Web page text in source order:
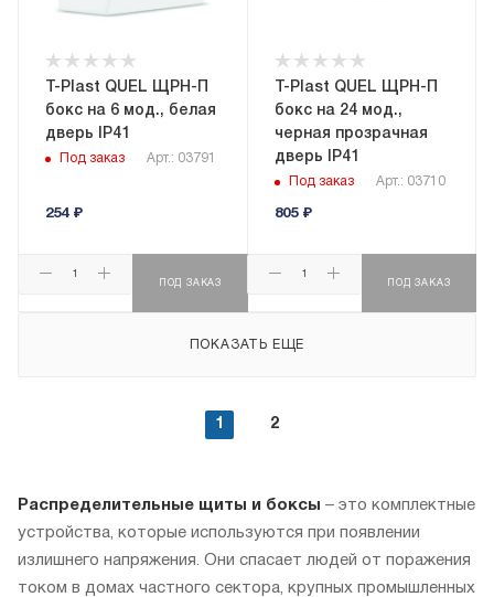
T-Plast QUEL ЩРН-П
бокс на 6 мод., белая
дверь IP41
Под заказ Арт.: 03791
254₽
ПОД ЗАКАЗ
T-Plast QUEL ЩРН-П
бокс на 24 мод.,
черная прозрачная
дверь IP41
Под заказ Арт.: 03710
805₽
ПОД ЗАКАЗ
ПОКАЗАТЬ ЕЩЕ
1 2
Распределительные щиты и боксы – это комплектные
устройства, которые используются при появлении
излишнего напряжения. Они спасает людей от поражения
током в домах частного сектора, крупных промышленных